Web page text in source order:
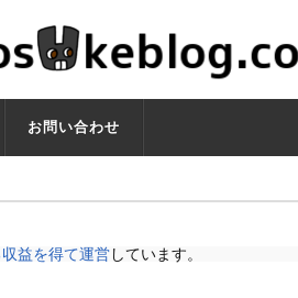
お問い合わせ
益を得て運営しています。